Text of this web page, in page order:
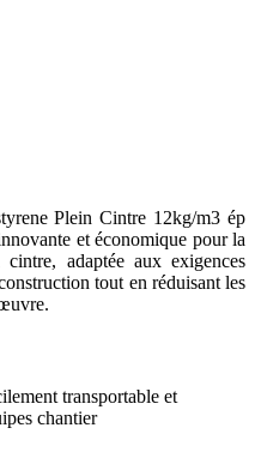
Plein Cintre 12kg/m3 ép
et économique pour la
adaptée aux exigences
tout en réduisant les
transportable et
chantier